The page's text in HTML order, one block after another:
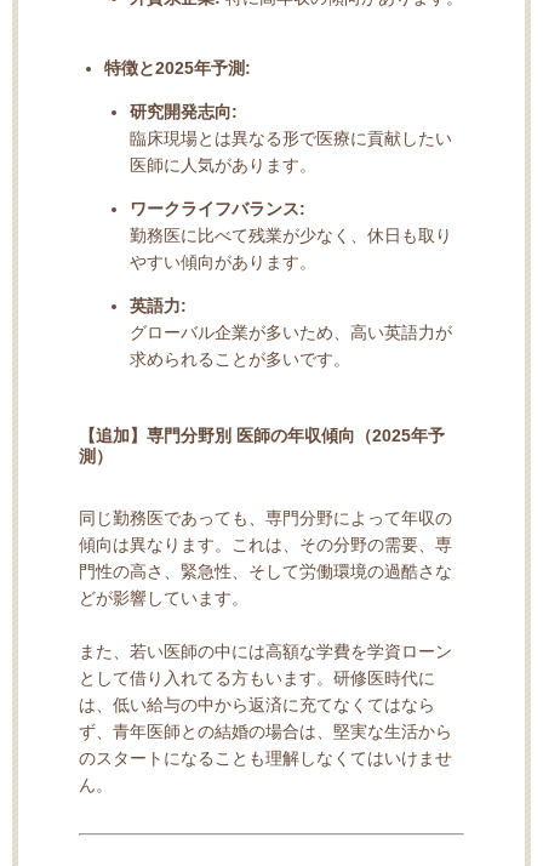
特徴と2025年予測:
研究開発志向:
臨床現場とは異なる形で医療に貢献したい
医師に人気があります。
ワークライフバランス:
勤務医に比べて残業が少なく、休日も取り
やすい傾向があります。
英語力:
グローバル企業が多いため、高い英語力が
求められることが多いです。
【追加】専門分野別 医師の年収傾向（2025年予
測）
同じ勤務医であっても、専門分野によって年収の
傾向は異なります。これは、その分野の需要、専
門性の高さ、緊急性、そして労働環境の過酷さな
どが影響しています。
また、若い医師の中には高額な学費を学資ローン
として借り入れてる方もいます。研修医時代に
は、低い給与の中から返済に充てなくてはなら
ず、青年医師との結婚の場合は、堅実な生活から
のスタートになることも理解しなくてはいけませ
ん。